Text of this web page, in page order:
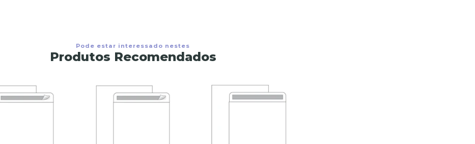
Pode estar interessado nestes
Produtos Recomendados